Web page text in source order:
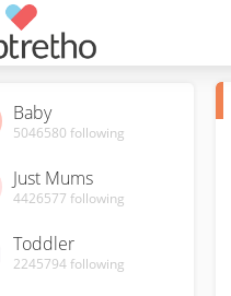
Baby
5046580 following
Just Mums
4426577 following
Toddler
2245794following